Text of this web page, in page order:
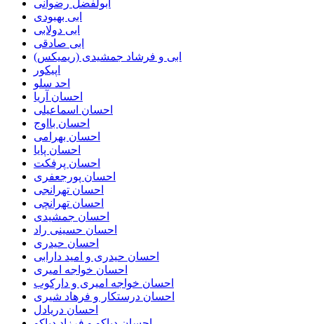
ابولفضل رضوانی
ابی بهبودی
ابی دولابی
ابی صادقی
ابی و فرشاد جمشیدی (ریمیکس)
اپیکور
احد سلو
احسان آریا
احسان اسماعیلی
احسان بااوج
احسان بهرامی
احسان پایا
احسان پرفکت
احسان پورجعفری
احسان تهرانجی
احسان تهرانچی
احسان جمشیدی
احسان حسینی راد
احسان حیدری
احسان حیدری و امید دارابی
احسان خواجه امیری
احسان خواجه امیری و دارکوب
احسان درستكار و فرهاد شيرى
احسان دریادل